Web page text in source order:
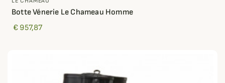
Botte Vénerie Le Chameau Homme
€ 957,87